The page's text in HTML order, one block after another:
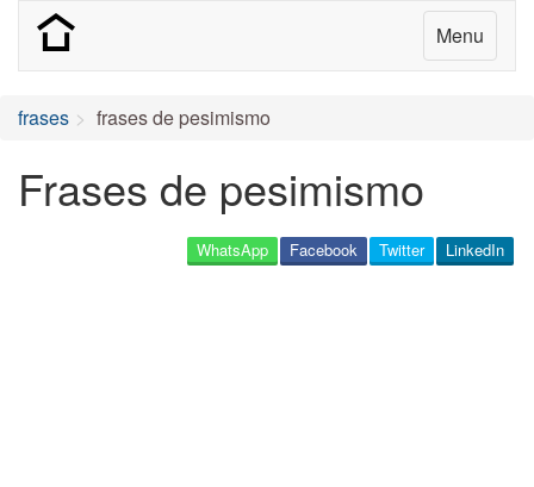
Menu
frases frases de pesimismo
Frases de pesimismo
LinkedIn
Twitter
Facebook
WhatsApp